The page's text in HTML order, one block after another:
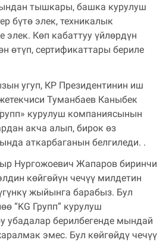
тышкары, башка курулуш
бүтө элек, техникалык
элек. Көп кабаттуу үйлөрдүн
өтүп, сертификаттары бериле
угуп, КР Президентинин иш
Туманбаев Каныбек
курулуш компаниясынын
акча алып, бирок өз
аткарбаганын белгиледи. .
Нургожоевич Жапаров биринчи
көйгөйүн чечүү милдетин
жыйынга барабыз. Бул
“KG Групп” курулуш
убадалар берилбегенде мындай
эмес. Бул көйгөйдү чечүү